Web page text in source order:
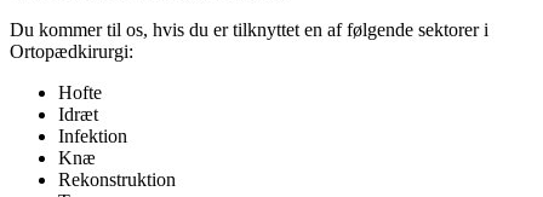
Du kommer til os, hvis du er tilknyttet en af følgende sektorer i
Ortopædkirurgi:
Hofte
Idræt
Infektion
Knæ
Rekonstruktion